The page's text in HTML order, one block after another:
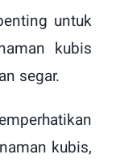
untuk
kubis
segar.
kubis,